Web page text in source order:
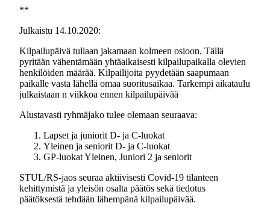
**
Julkaistu 14.10.2020:
Kilpailupäivä tullaan jakamaan kolmeen osioon. Tällä
pyritään vähentämään yhtäaikaisesti kilpailupaikalla olevien
henkilöiden määrää. Kilpailijoita pyydetään saapumaan
paikalle vasta lähellä omaa suoritusaikaa. Tarkempi aikataulu
julkaistaan n viikkoa ennen kilpailupäivää
Alustavasti ryhmäjako tulee olemaan seuraava:
Lapset ja juniorit D- ja C-luokat
Yleinen ja seniorit D- ja C-luokat
GP-luokat Yleinen, Juniori 2 ja seniorit
STUL/RS-jaos seuraa aktiivisesti Covid-19 tilanteen
kehittymistä ja yleisön osalta päätös sekä tiedotus
päätöksestä tehdään lähempänä kilpailupäivää.